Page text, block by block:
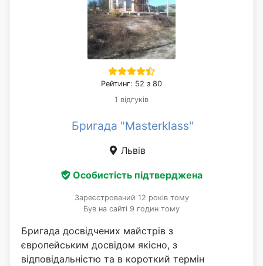
Рейтинг: 52 з 80
1 відгуків
Бригада "Masterklass"
Львів
Особистість підтверджена
Зареєстрований 12 років тому
Був на сайті 9 годин тому
Бригада досвідчених майстрів з
європейським досвідом якісно, з
відповідальністю та в короткий термін